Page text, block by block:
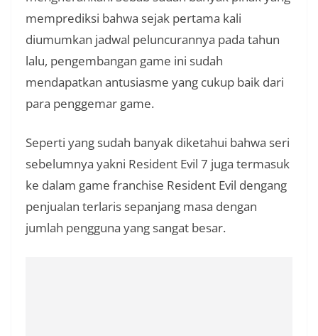
memprediksi bahwa sejak pertama kali
diumumkan jadwal peluncurannya pada tahun
lalu, pengembangan game ini sudah
mendapatkan antusiasme yang cukup baik dari
para penggemar game.
Seperti yang sudah banyak diketahui bahwa seri
sebelumnya yakni Resident Evil 7 juga termasuk
ke dalam game franchise Resident Evil dengang
penjualan terlaris sepanjang masa dengan
jumlah pengguna yang sangat besar.